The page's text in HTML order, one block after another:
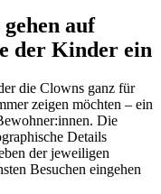
auf
der Kinder ein
die Clowns ganz für
zeigen möchten – ein
Die
Details
der jeweiligen
Besuchen eingehen